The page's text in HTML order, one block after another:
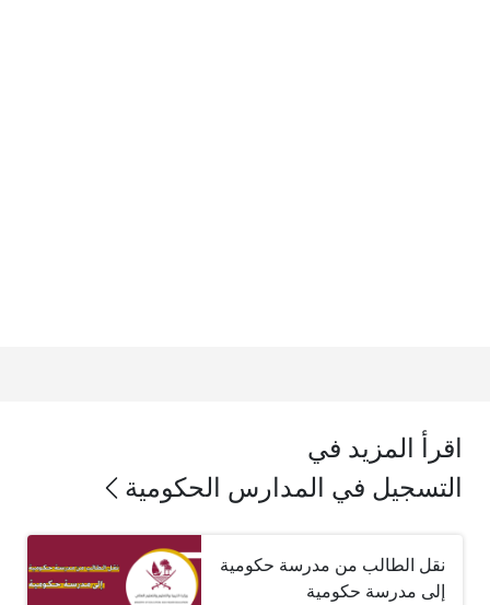
اقرأ المزيد في
التسجيل في المدارس الحكومية
نقل الطالب من مدرسة حكومية
إلى مدرسة حكومية